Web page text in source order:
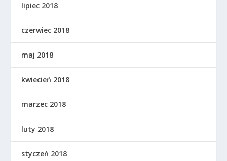
lipiec 2018
czerwiec 2018
maj 2018
kwiecień 2018
marzec 2018
luty 2018
styczeń 2018